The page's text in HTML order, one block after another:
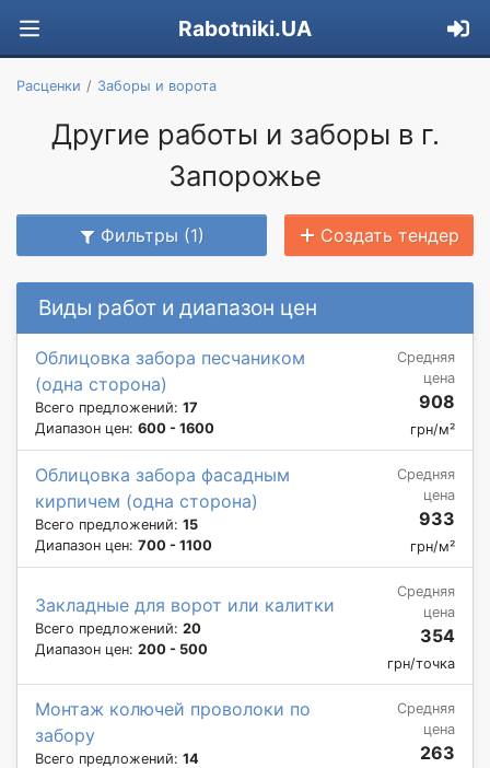
Rabotniki.UA
Расценки Заборы и ворота
Другие работы и заборы в г.
Запорожье
Фильтры (1) Создать тендер
Виды работ и диапазон цен
Облицовка забора песчаником
(одна сторона)
Всего предложений: 17
Диапазон цен: 600 - 1600
Средняя
цена
908
грн/м²
Облицовка забора фасадным
кирпичем (одна сторона)
Всего предложений: 15
Диапазон цен: 700 - 1100
Средняя
цена
933
грн/м²
Закладные для ворот или калитки
Всего предложений: 20
Диапазон цен: 200 - 500
Средняя
цена
354
грн/точка
Монтаж колючей проволоки по
забору
Всего предложений: 14
Средняя
цена
263